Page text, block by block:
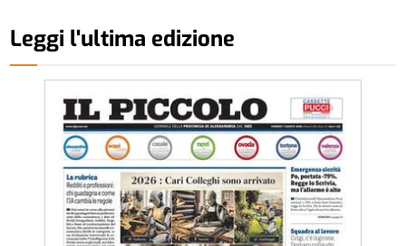
Leggi l'ultima edizione